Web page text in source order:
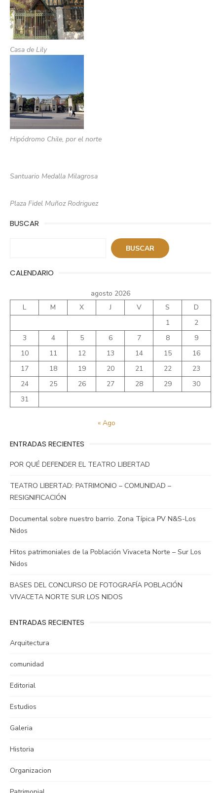
Casa de Lily
Hipódromo Chile, por el norte
Santuario Medalla Milagrosa
Plaza Fidel Muñoz Rodriguez
BUSCAR
BUSCAR
CALENDARIO
agosto 2026
L
M X J V S
D
1
2
3
4 5 6 7 8
9
10
11 12 13 14 15
16
17
18 19 20 21 22
23
24
25 26 27 28 29
30
31
« Ago
ENTRADAS RECIENTES
POR QUÉ DEFENDER EL TEATRO LIBERTAD
TEATRO LIBERTAD: PATRIMONIO – COMUNIDAD –
RESIGNIFICACIÓN
Documental sobre nuestro barrio. Zona Típica PV N&S-Los
Nidos
Hitos patrimoniales de la Población Vivaceta Norte – Sur Los
Nidos
BASES DEL CONCURSO DE FOTOGRAFÍA POBLACIÓN
VIVACETA NORTE SUR LOS NIDOS
ENTRADAS RECIENTES
Arquitectura
comunidad
Editorial
Estudios
Galeria
Historia
Organizacion